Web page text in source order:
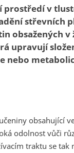
v
střevních
obsažených
upravují
nebo
obsahující
odolnost vůči
traktu se